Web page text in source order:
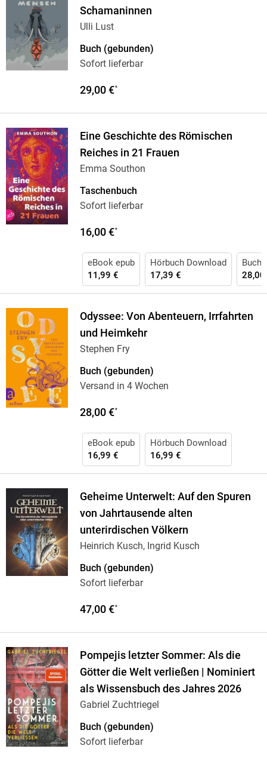
Schamaninnen
Ulli Lust
Buch (gebunden)
Sofort lieferbar
29,00 €*
Eine Geschichte des Römischen
Reiches in 21 Frauen
Emma Southon
Taschenbuch
Sofort lieferbar
16,00 €*
eBook epub
11,99 €
Hörbuch Download
17,39 €
Buch
28,00
Odyssee: Von Abenteuern, Irrfahrten
und Heimkehr
Stephen Fry
Buch (gebunden)
Versand in 4 Wochen
28,00 €*
eBook epub
16,99 €
Hörbuch Download
16,99 €
Geheime Unterwelt: Auf den Spuren
von Jahrtausende alten
unterirdischen Völkern
Heinrich Kusch, Ingrid Kusch
Buch (gebunden)
Sofort lieferbar
47,00 €*
Pompejis letzter Sommer: Als die
Götter die Welt verließen | Nominiert
als Wissensbuch des Jahres 2026
Gabriel Zuchtriegel
Buch (gebunden)
Sofort lieferbar